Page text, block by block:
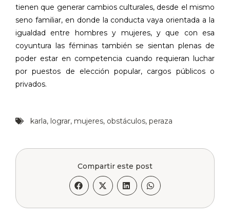
tienen que generar cambios culturales, desde el mismo
seno familiar, en donde la conducta vaya orientada a la
igualdad entre hombres y mujeres, y que con esa
coyuntura las féminas también se sientan plenas de
poder estar en competencia cuando requieran luchar
por puestos de elección popular, cargos públicos o
privados.
karla, lograr, mujeres, obstáculos, peraza
Compartir este post